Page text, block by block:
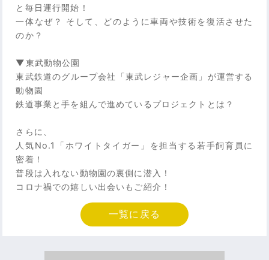
と毎日運行開始！
一体なぜ？ そして、どのように車両や技術を復活させた
のか？
▼東武動物公園
東武鉄道のグループ会社「東武レジャー企画」が運営する
動物園
鉄道事業と手を組んで進めているプロジェクトとは？
さらに、
人気No.1「ホワイトタイガー」を担当する若手飼育員に
密着！
普段は入れない動物園の裏側に潜入！
コロナ禍での嬉しい出会いもご紹介！
一覧に戻る